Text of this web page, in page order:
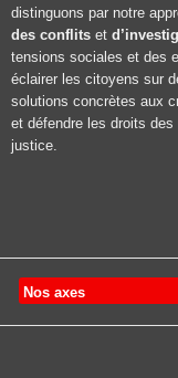
distinguons par notre
des conflits et
tensions sociales et des
éclairer les citoyens sur
solutions concrètes aux
et défendre les droits
justice.
Nos axes